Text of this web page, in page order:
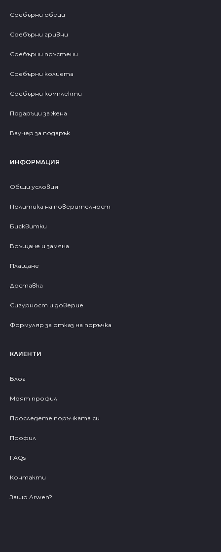
Сребърни обеци
Сребърни гривни
Сребърни пръстени
Сребърни колиета
Сребърни комплекти
Подаръци за жена
Ваучер за подарък
ИНФОРМАЦИЯ
Общи условия
Политика на поверителност
Бисквитки
Връщане и замяна
Плащане
Доставка
Сигурност и доверие
Формуляр за отказ на поръчка
КЛИЕНТИ
Блог
Моят профил
Проследете поръчката си
Профил
FAQs
Контакти
Защо Arwen?